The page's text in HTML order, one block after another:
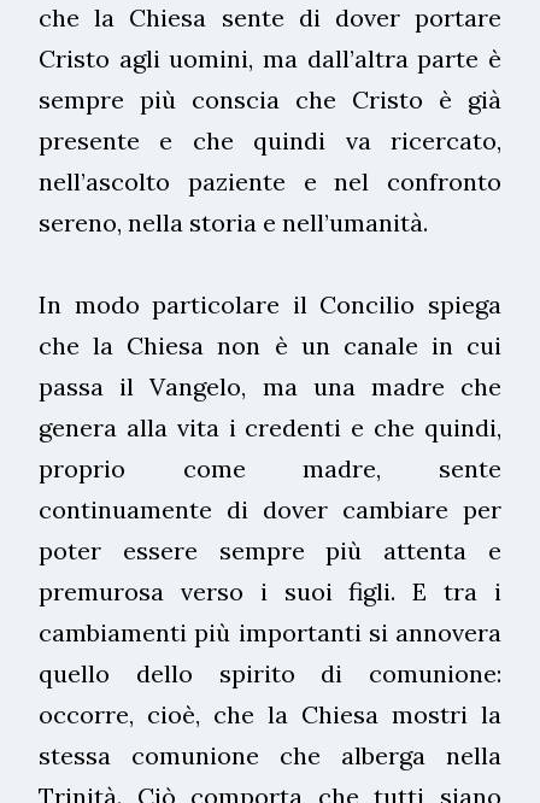
che la Chiesa sente di dover portare
Cristo agli uomini, ma dall’altra parte è
sempre più conscia che Cristo è già
presente e che quindi va ricercato,
nell’ascolto paziente e nel confronto
sereno, nella storia e nell’umanità.
In modo particolare il Concilio spiega
che la Chiesa non è un canale in cui
passa il Vangelo, ma una madre che
genera alla vita i credenti e che quindi,
proprio come madre, sente
continuamente di dover cambiare per
poter essere sempre più attenta e
premurosa verso i suoi figli. E tra i
cambiamenti più importanti si annovera
quello dello spirito di comunione:
occorre, cioè, che la Chiesa mostri la
stessa comunione che alberga nella
Trinità. Ciò comporta che tutti siano